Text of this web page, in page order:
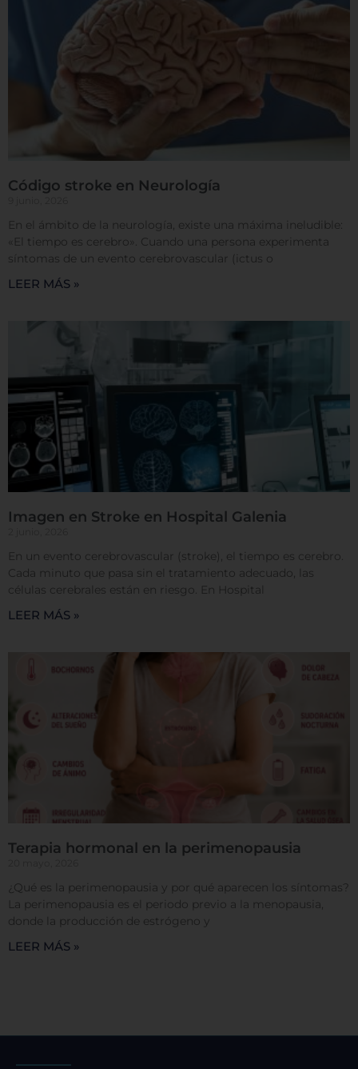
Código stroke en Neurología
En el ámbito de la neurología, existe una máxima ineludible:
«El tiempo es cerebro». Cuando una persona experimenta
síntomas de un evento cerebrovascular (ictus o
LEER MÁS »
Imagen en Stroke en Hospital Galenia
En un evento cerebrovascular (stroke), el tiempo es cerebro.
Cada minuto que pasa sin el tratamiento adecuado, las
células cerebrales están en riesgo. En Hospital
LEER MÁS »
Terapia hormonal en la perimenopausia
¿Qué es la perimenopausia y por qué aparecen los síntomas?
La perimenopausia es el periodo previo a la menopausia,
donde la producción de estrógeno y
LEER MÁS »
Sistema de personalización de cookies
Cookies dirigidas
Cookies de funcionalidad
Confirmar mis preferencias